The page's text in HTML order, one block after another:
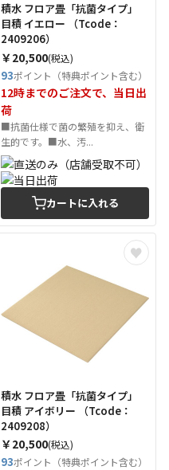
積水 フロア畳「抗菌タイプ」
目積 イエロー （Tcode：
2409206）
￥20,500(税込)
93ポイント（特典ポイント含む）
12時までのご注文で、当日出
荷
■抗菌仕様で菌の繁殖を抑え、衛
生的です。■水、汚...
カートに入れる
積水 フロア畳「抗菌タイプ」
目積 アイボリー （Tcode：
2409208）
￥20,500(税込)
93ポイント（特典ポイント含む）